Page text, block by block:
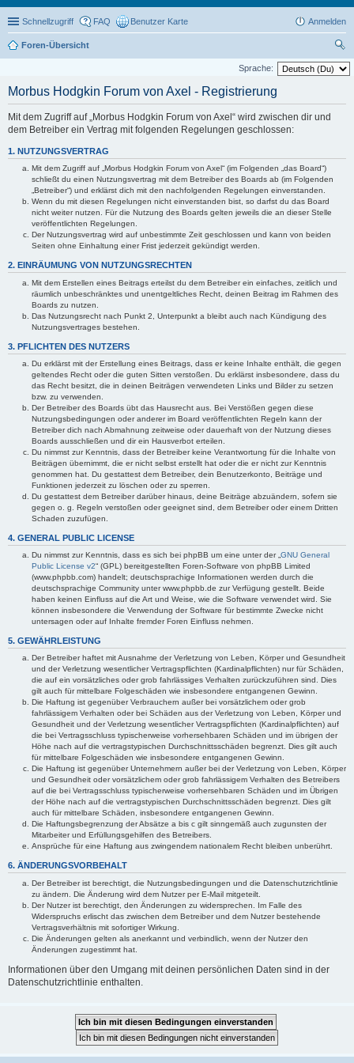
Schnellzugriff FAQ Benutzer Karte Anmelden
Foren-Übersicht
uc
Sprache:
Morbus Hodgkin Forum von Axel - Registrierung
Mit dem Zugriff auf „Morbus Hodgkin Forum von Axel“ wird zwischen dir und
dem Betreiber ein Vertrag mit folgenden Regelungen geschlossen:
1. NUTZUNGSVERTRAG
Mit dem Zugriff auf „Morbus Hodgkin Forum von Axel“ (im Folgenden „das Board“)
schließt du einen Nutzungsvertrag mit dem Betreiber des Boards ab (im Folgenden
„Betreiber“) und erklärst dich mit den nachfolgenden Regelungen einverstanden.
Wenn du mit diesen Regelungen nicht einverstanden bist, so darfst du das Board
nicht weiter nutzen. Für die Nutzung des Boards gelten jeweils die an dieser Stelle
veröffentlichten Regelungen.
Der Nutzungsvertrag wird auf unbestimmte Zeit geschlossen und kann von beiden
Seiten ohne Einhaltung einer Frist jederzeit gekündigt werden.
2. EINRÄUMUNG VON NUTZUNGSRECHTEN
Mit dem Erstellen eines Beitrags erteilst du dem Betreiber ein einfaches, zeitlich und
räumlich unbeschränktes und unentgeltliches Recht, deinen Beitrag im Rahmen des
Boards zu nutzen.
Das Nutzungsrecht nach Punkt 2, Unterpunkt a bleibt auch nach Kündigung des
Nutzungsvertrages bestehen.
3. PFLICHTEN DES NUTZERS
Du erklärst mit der Erstellung eines Beitrags, dass er keine Inhalte enthält, die gegen
geltendes Recht oder die guten Sitten verstoßen. Du erklärst insbesondere, dass du
das Recht besitzt, die in deinen Beiträgen verwendeten Links und Bilder zu setzen
bzw. zu verwenden.
Der Betreiber des Boards übt das Hausrecht aus. Bei Verstößen gegen diese
Nutzungsbedingungen oder anderer im Board veröffentlichten Regeln kann der
Betreiber dich nach Abmahnung zeitweise oder dauerhaft von der Nutzung dieses
Boards ausschließen und dir ein Hausverbot erteilen.
Du nimmst zur Kenntnis, dass der Betreiber keine Verantwortung für die Inhalte von
Beiträgen übernimmt, die er nicht selbst erstellt hat oder die er nicht zur Kenntnis
genommen hat. Du gestattest dem Betreiber, dein Benutzerkonto, Beiträge und
Funktionen jederzeit zu löschen oder zu sperren.
Du gestattest dem Betreiber darüber hinaus, deine Beiträge abzuändern, sofern sie
gegen o. g. Regeln verstoßen oder geeignet sind, dem Betreiber oder einem Dritten
Schaden zuzufügen.
4. GENERAL PUBLIC LICENSE
Du nimmst zur Kenntnis, dass es sich bei phpBB um eine unter der „ GNU General
Public License v2“ (GPL) bereitgestellten Foren-Software von phpBB Limited
(www.phpbb.com) handelt; deutschsprachige Informationen werden durch die
deutschsprachige Community unter www.phpbb.de zur Verfügung gestellt. Beide
haben keinen Einfluss auf die Art und Weise, wie die Software verwendet wird. Sie
können insbesondere die Verwendung der Software für bestimmte Zwecke nicht
untersagen oder auf Inhalte fremder Foren Einfluss nehmen.
5. GEWÄHRLEISTUNG
Der Betreiber haftet mit Ausnahme der Verletzung von Leben, Körper und Gesundheit
und der Verletzung wesentlicher Vertragspflichten (Kardinalpflichten) nur für Schäden,
die auf ein vorsätzliches oder grob fahrlässiges Verhalten zurückzuführen sind. Dies
gilt auch für mittelbare Folgeschäden wie insbesondere entgangenen Gewinn.
Die Haftung ist gegenüber Verbrauchern außer bei vorsätzlichem oder grob
fahrlässigem Verhalten oder bei Schäden aus der Verletzung von Leben, Körper und
Gesundheit und der Verletzung wesentlicher Vertragspflichten (Kardinalpflichten) auf
die bei Vertragsschluss typischerweise vorhersehbaren Schäden und im übrigen der
Höhe nach auf die vertragstypischen Durchschnittsschäden begrenzt. Dies gilt auch
für mittelbare Folgeschäden wie insbesondere entgangenen Gewinn.
Die Haftung ist gegenüber Unternehmern außer bei der Verletzung von Leben, Körper
und Gesundheit oder vorsätzlichem oder grob fahrlässigem Verhalten des Betreibers
auf die bei Vertragsschluss typischerweise vorhersehbaren Schäden und im Übrigen
der Höhe nach auf die vertragstypischen Durchschnittsschäden begrenzt. Dies gilt
auch für mittelbare Schäden, insbesondere entgangenen Gewinn.
Die Haftungsbegrenzung der Absätze a bis c gilt sinngemäß auch zugunsten der
Mitarbeiter und Erfüllungsgehilfen des Betreibers.
Ansprüche für eine Haftung aus zwingendem nationalem Recht bleiben unberührt.
6. ÄNDERUNGSVORBEHALT
Der Betreiber ist berechtigt, die Nutzungsbedingungen und die Datenschutzrichtlinie
zu ändern. Die Änderung wird dem Nutzer per E-Mail mitgeteilt.
Der Nutzer ist berechtigt, den Änderungen zu widersprechen. Im Falle des
Widerspruchs erlischt das zwischen dem Betreiber und dem Nutzer bestehende
Vertragsverhältnis mit sofortiger Wirkung.
Die Änderungen gelten als anerkannt und verbindlich, wenn der Nutzer den
Änderungen zugestimmt hat.
Informationen über den Umgang mit deinen persönlichen Daten sind in der
Datenschutzrichtlinie enthalten.